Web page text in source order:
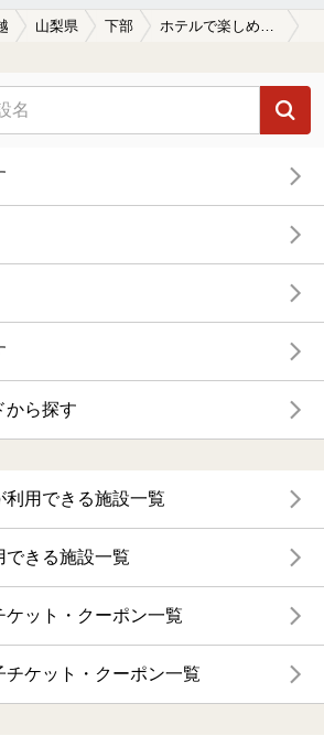
山梨県 下部 ホテルで楽しめる下部の温泉、日帰り温泉、スーパー銭湯おすすめ
から探す
利用できる施設一覧
できる施設一覧
ケット・クーポン一覧
チケット・クーポン一覧